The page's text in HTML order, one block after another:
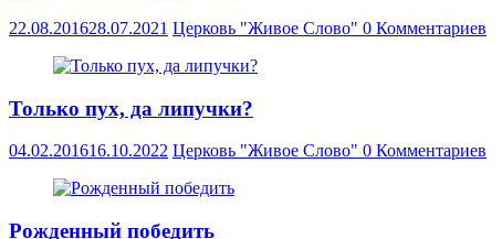
22.08.201628.07.2021 Церковь "Живое Слово" 0 Комментариев
Только пух, да липучки?
04.02.201616.10.2022 Церковь "Живое Слово" 0 Комментариев
Рожденный победить